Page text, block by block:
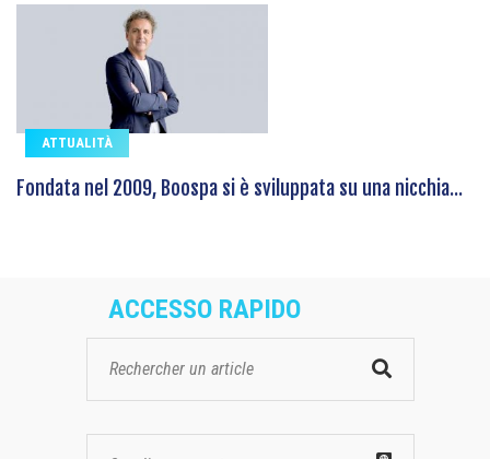
ATTUALITÀ
Fondata nel 2009, Boospa si è sviluppata su una nicchia...
ACCESSO RAPIDO